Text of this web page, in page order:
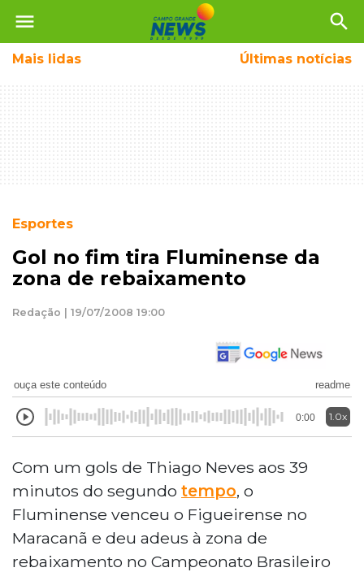
menu search
Mais lidas Últimas notícias
Esportes
Gol no fim tira Fluminense da
zona de rebaixamento
Redação | 19/07/2008 19:00
ouça este conteúdo readme
0:00 1.0x
Com um gols de Thiago Neves aos 39
minutos do segundo tempo, o
Fluminense venceu o Figueirense no
Maracanã e deu adeus à zona de
rebaixamento no Campeonato Brasileiro